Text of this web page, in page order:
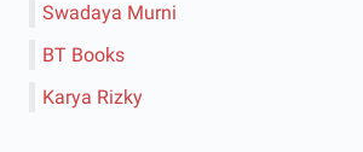
Swadaya Murni
BT Books
Karya Rizky